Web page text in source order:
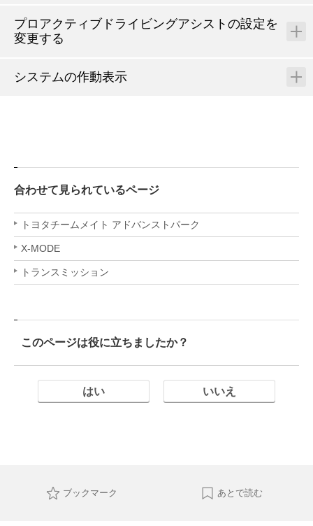
プロアクティブドライビングアシストの設定を
変更する
システムの作動表示
合わせて見られているページ
トヨタチームメイト アドバンストパーク
X-MODE
トランスミッション
このページは役に立ちましたか？
はい いいえ
ブックマーク あとで読む